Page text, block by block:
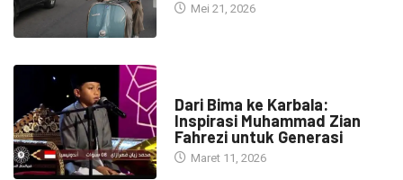
Mei 21, 2026
Dari Bima ke Karbala:
Inspirasi Muhammad Zian
Fahrezi untuk Generasi
Maret 11, 2026